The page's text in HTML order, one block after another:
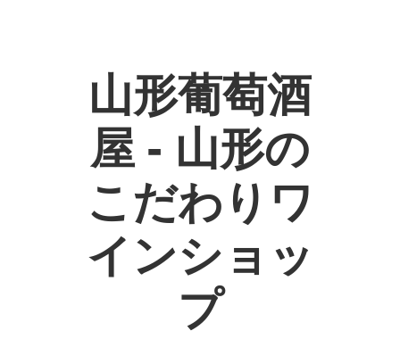
山形葡萄酒
屋 - 山形の
こだわりワ
インショッ
プ